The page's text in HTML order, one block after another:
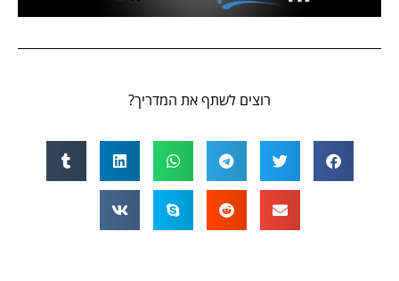
רוצים לשתף את המדריך?